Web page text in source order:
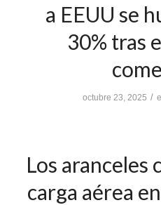
a EEUU se
30% tras
octubre 23, 2025 /
Los aranceles
carga aérea